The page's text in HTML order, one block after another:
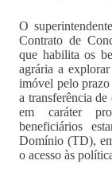
O
Contrato de
que habilita os
agrária a
imóvel pelo prazo
a transferência
em caráter
beneficiários
Domínio (TD),
o acesso às